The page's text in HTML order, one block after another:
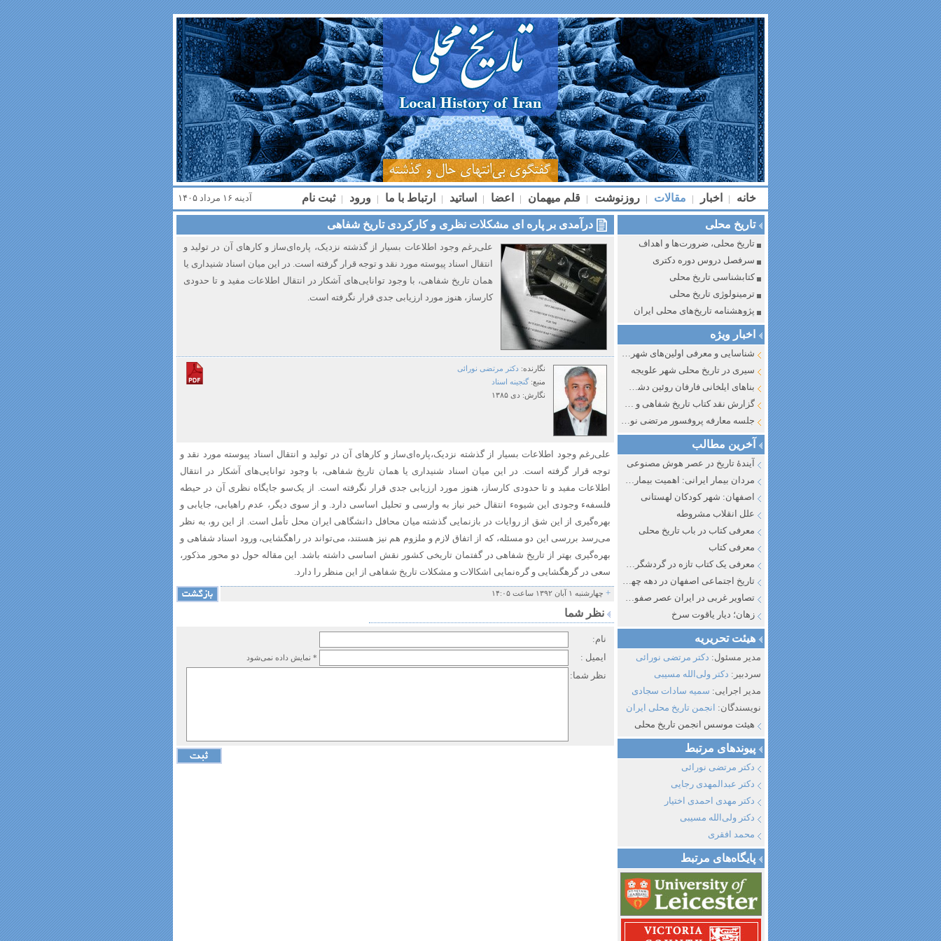
خانه | اخبار | مقالات | روزنوشت | قلم میهمان | اعضا | اساتید | ارتباط با ما | ورود | ثبت نام آدینه ۱۶ مرداد ۱۴۰۵
تاریخ محلی
تاریخ محلی، ضرورت‌ها و اهداف
سرفصل دروس دوره دکتری
کتابشناسی تاریخ محلی
ترمینولوژی تاریخ محلی
پژوهشنامه تاریخ‌های محلی ایران
اخبار ویژه
شناسایی و معرفی اولین‌های شهر مشهد
سیری در تاریخ محلی شهر علویجه
بناهای ایلخانی فارفان روئین دشت اصفهان
گزارش نقد کتاب تاریخ شفاهی و جایگاه آن در تاریخ نگاری معاصر ایران ۱۳۸۵-۱۳۵۸
جلسه معارفه پروفسور مرتضی نورائی در دپارتمان شرق‌شناسی دانشگاه صوفیا، بلغارستان
آخرین مطالب
آیندهٔ تاریخ در عصر هوش مصنوعی
مردان بیمار ایرانی: اهمیت بیماری به عنوان عاملی در تفسیر تاریخ سیاسی ایران جدید
اصفهان: شهر کودکان لهستانی
علل انقلاب مشروطه
معرفی کتاب در باب تاریخ محلی
معرفی کتاب
معرفی یک کتاب تازه در گردشگری اصفهان
تاریخ اجتماعی اصفهان در دهه چهل و پنجاه از نگاه طنز نوروز جمشاد
تصاویر غربی در ایران عصر صفوی و قاجار
زهان؛ دیار یاقوت سرخ
هیئت تحریریه
مدیر مسئول: دکتر مرتضی نورائی
سردبیر: دکتر ولی‌الله مسیبی
مدیر اجرایی: سمیه سادات سجادی
نویسندگان: انجمن تاریخ محلی ایران
هیئت موسس انجمن تاریخ محلی
پیوند‌های مرتبط
دکتر مرتضی نورائی
دکتر عبدالمهدی رجایی
دکتر مهدی احمدی اختیار
دکتر ولی‌الله مسیبی
محمد افقری
پایگاه‌های مرتبط
درآمدی بر پاره ای مشکلات نظری و کارکردی تاریخ شفاهی
علی‌رغم وجود اطلاعات بسیار از گذشته نزدیک، پاره‌ای‌ساز و کارهای آن در تولید و
انتقال اسناد پیوسته‌ مورد نقد و توجه قرار گرفته است. در این میان اسناد شنیداری یا
همان تاریخ شفاهی، با وجود توانایی‌های‌ آشکار در انتقال اطلاعات مفید و تا حدودی
کارساز، هنوز مورد ارزیابی جدی قرار نگرفته است.
نگارنده: دکتر مرتضی نورائی
منبع: گنجینه اسناد
نگارش: دی ۱۳۸۵
علی‌رغم وجود اطلاعات بسیار از گذشته نزدیک،پاره‌ای‌ساز و کارهای آن در تولید و انتقال اسناد پیوسته‌ مورد نقد و
توجه قرار گرفته است. در این میان اسناد شنیداری یا همان تاریخ شفاهی، با وجود توانایی‌های‌ آشکار در انتقال
اطلاعات مفید و تا حدودی کارساز، هنوز مورد ارزیابی جدی قرار نگرفته است. از یک‌سو جایگاه نظری آن در حیطه
فلسفهء وجودی این شیوهء انتقال خبر نیاز به وارسی و تحلیل اساسی دارد. و از سوی‌ دیگر، عدم راهیابی، جایابی و
بهره‌گیری از این شق از روایات در بازنمایی گذشته میان محافل دانشگاهی ایران‌ محل تأمل است. از این رو، به نظر
می‌رسد بررسی این دو مسئله، که از اتفاق لازم و ملزوم هم نیز هستند، می‌تواند در راهگشایی، ورود اسناد شفاهی و
بهره‌گیری بهتر از تاریخ شفاهی در گفتمان تاریخی کشور نقش‌ اساسی داشته باشد. این مقاله حول دو محور مذکور،
سعی در گرهگشایی و گره‌نمایی اشکالات و مشکلات‌ تاریخ شفاهی از این منظر را دارد.
+ چهارشنبه ۱ آبان ۱۳۹۲ ساعت ۱۴:۰۵
نظر شما
نام:
ایمیل :
* نمایش داده نمی‌شود
نظر شما: